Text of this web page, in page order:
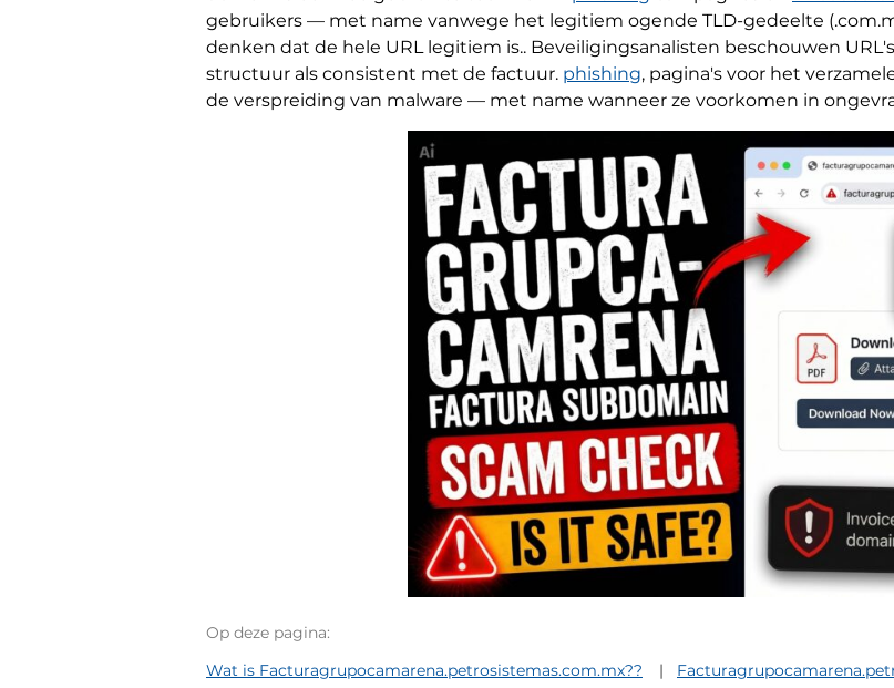
gebruikers — met name vanwege het legitiem ogende TLD-gedeelte
denken dat de hele URL legitiem is.. Beveiligingsanalisten beschouwen
structuur als consistent met de factuur. phishing, pagina's voor het
de verspreiding van malware — met name wanneer ze voorkomen in
Op deze pagina:
Wat is Facturagrupocamarena.petrosistemas.com.mx??